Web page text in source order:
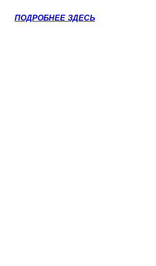
ПОДРОБНЕЕ ЗДЕСЬ